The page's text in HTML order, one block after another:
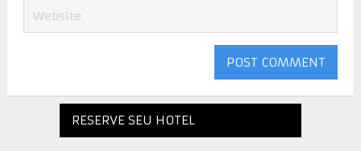
RESERVE SEU HOTEL